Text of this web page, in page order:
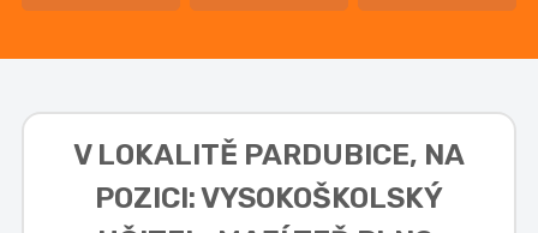
V LOKALITĚ PARDUBICE, NA
POZICI: VYSOKOŠKOLSKÝ